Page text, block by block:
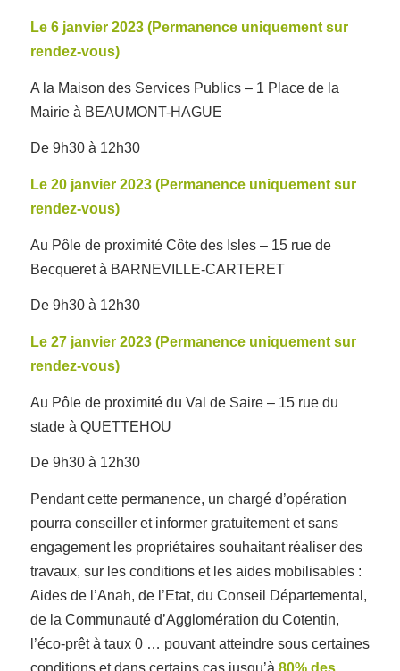
Le 6 janvier 2023 (Permanence uniquement sur
rendez-vous)
A la Maison des Services Publics – 1 Place de la
Mairie à BEAUMONT-HAGUE
De 9h30 à 12h30
Le 20 janvier 2023 (Permanence uniquement sur
rendez-vous)
Au Pôle de proximité Côte des Isles – 15 rue de
Becqueret à BARNEVILLE-CARTERET
De 9h30 à 12h30
Le 27 janvier 2023 (Permanence uniquement sur
rendez-vous)
Au Pôle de proximité du Val de Saire – 15 rue du
stade à QUETTEHOU
De 9h30 à 12h30
Pendant cette permanence, un chargé d’opération
pourra conseiller et informer gratuitement et sans
engagement les propriétaires souhaitant réaliser des
travaux, sur les conditions et les aides mobilisables :
Aides de l’Anah, de l’Etat, du Conseil Départemental,
de la Communauté d’Agglomération du Cotentin,
l’éco-prêt à taux 0 … pouvant atteindre sous certaines
conditions et dans certains cas jusqu’à 80% des